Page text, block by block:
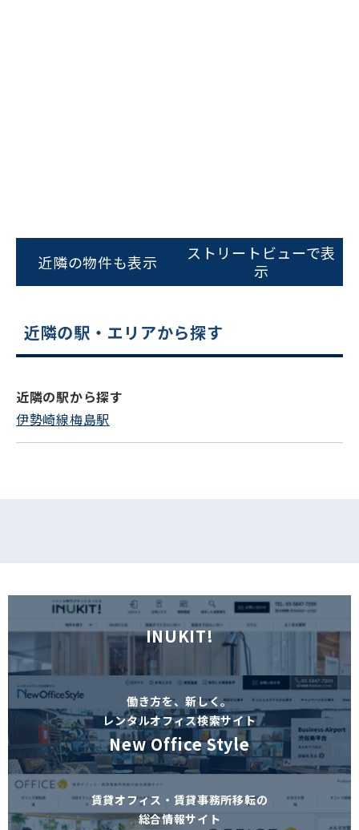
スムーズにご案内できます
0120-620-213
電話でお問い合わせ
近隣の物件も表示
ストリートビューで表
示
近隣の駅・エリアから探す
近隣の駅から探す
伊勢崎線梅島駅
INUKIT!
働き方を、新しく。
レンタルオフィス検索サイト
New Office Style
賃貸オフィス・賃貸事務所移転の
総合情報サイト